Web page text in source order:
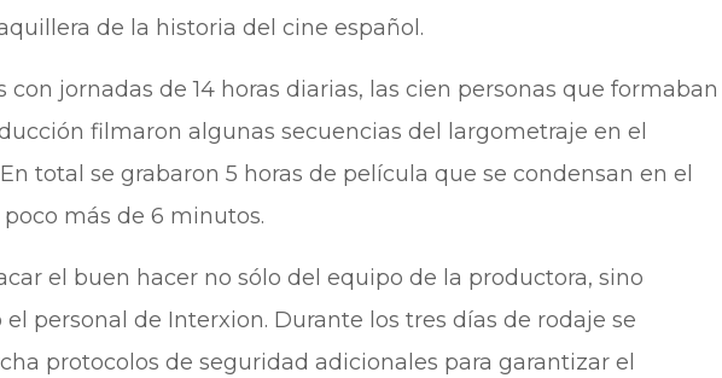
de la historia del cine español.
con jornadas de 14 horas diarias, las cien personas que formaban
filmaron algunas secuencias del largometraje en el
total se grabaron 5 horas de película que se condensan en el
más de 6 minutos.
el buen hacer no sólo del equipo de la productora, sino
personal de Interxion. Durante los tres días de rodaje se
protocolos de seguridad adicionales para garantizar el